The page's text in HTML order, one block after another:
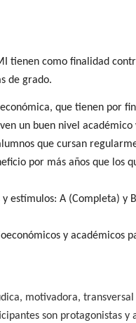
tienen como finalidad
de grado.
que tienen por
un buen nivel
que cursan
por más años que
estímulos: A (Completa)
y académicos
motivadora,
son protagonistas